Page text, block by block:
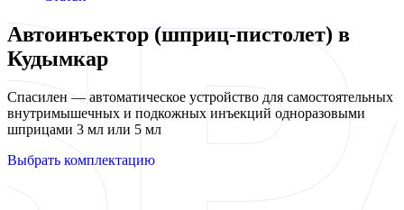
Автоинъектор (шприц-пистолет) в
Кудымкар
Спасилен — автоматическое устройство для самостоятельных
внутримышечных и подкожных инъекций одноразовыми
шприцами 3 мл или 5 мл
Выбрать комплектацию